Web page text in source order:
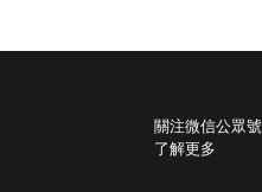
關注微信公眾號
了解更多